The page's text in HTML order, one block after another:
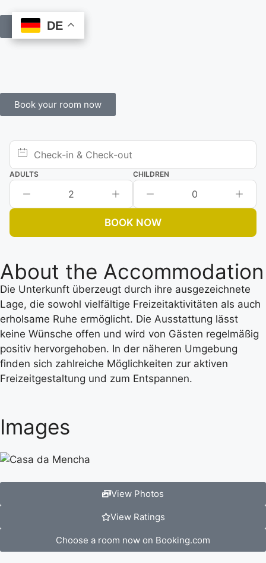
Book Online
Book your room now
ADULTS
2
CHILDREN
0
BOOK NOW
About the Accommodation
Die Unterkunft überzeugt durch ihre ausgezeichnete
Lage, die sowohl vielfältige Freizeitaktivitäten als auch
erholsame Ruhe ermöglicht. Die Ausstattung lässt
keine Wünsche offen und wird von Gästen regelmäßig
positiv hervorgehoben. In der näheren Umgebung
finden sich zahlreiche Möglichkeiten zur aktiven
Freizeitgestaltung und zum Entspannen.
Images
View Photos
View Ratings
Choose a room now on Booking.com
DE
DE